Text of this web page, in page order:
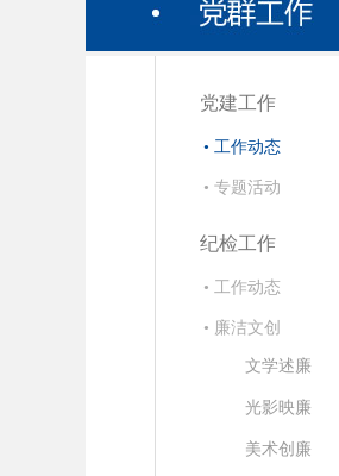
党建工作
• 工作动态
• 专题活动
纪检工作
• 工作动态
• 廉洁文创
文学述廉
光影映廉
美术创廉